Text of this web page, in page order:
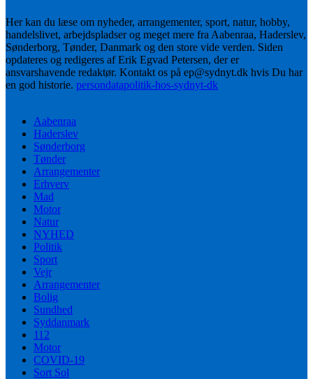
Her kan du læse om nyheder, arrangementer, sport, natur, hobby,
handelslivet, arbejdspladser og meget mere fra Aabenraa, Haderslev,
Sønderborg, Tønder, Danmark og den store vide verden. Siden
opdateres og redigeres af Erik Egvad Petersen, der er
ansvarshavende redaktør. Kontakt os på ep@sydnyt.dk hvis Du har
en god historie. persondatapolitik-hos-sydnyt-dk
Aabenraa
Haderslev
Sønderborg
Tønder
Arrangementer
Erhverv
Mad
Motor
Natur
NYHED
Politik
Sport
Vejr
Arrangementer
Bolig
Sundhed
Syddanmark
112
Motor
COVID-19
Sort Sol